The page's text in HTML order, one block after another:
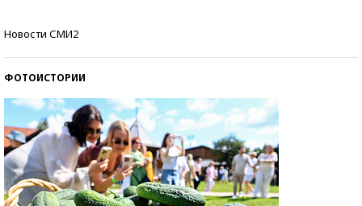
Новости СМИ2
ФОТОИСТОРИИ